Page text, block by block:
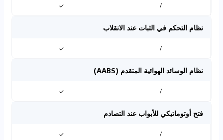
/
✓
نظام التحكم في الثبات عند الانقلاب
/
✓
نظام الوسائد الهوائية المتقدم (AABS)
/
✓
فتح أوتوماتيكي للأبواب عند التصادم
/
✓